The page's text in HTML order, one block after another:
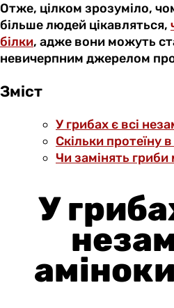
Отже, цілком зрозуміло,
більше людей цікавляться,
білки, адже вони можуть
невичерпним джерелом
Зміст
У грибах є всі
Скільки протеїну
Чи замінять гриби
У